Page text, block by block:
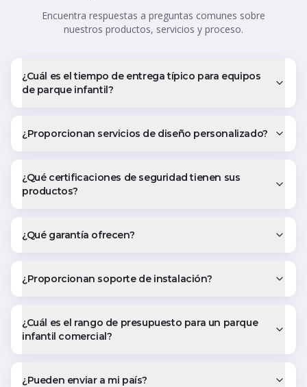
Encuentra respuestas a preguntas comunes sobre
nuestros productos, servicios y proceso.
¿Cuál es el tiempo de entrega típico para equipos
de parque infantil?
¿Proporcionan servicios de diseño personalizado?
¿Qué certificaciones de seguridad tienen sus
productos?
¿Qué garantía ofrecen?
¿Proporcionan soporte de instalación?
¿Cuál es el rango de presupuesto para un parque
infantil comercial?
¿Pueden enviar a mi país?